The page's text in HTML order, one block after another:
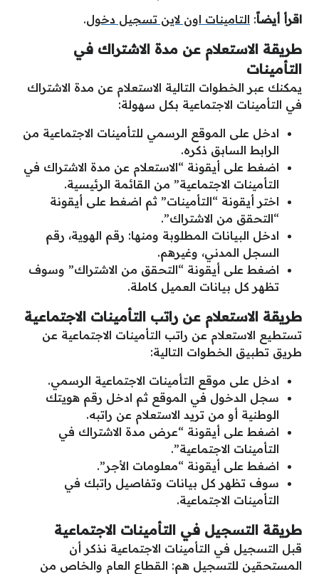
اقرأ أيضاً: التامينات اون لاين تسجيل دخول.
طريقة الاستعلام عن مدة الاشتراك في
التأمينات
يمكنك عبر الخطوات التالية الاستعلام عن مدة الاشتراك
في التأمينات الاجتماعية بكل سهولة:
ادخل على الموقع الرسمي للتأمينات الاجتماعية من
الرابط السابق ذكره.
اضغط على أيقونة “الاستعلام عن مدة الاشتراك في
التأمينات الاجتماعية” من القائمة الرئيسية.
اختر أيقونة “التأمينات” ثم اضغط على أيقونة
“التحقق من الاشتراك”.
ادخل البيانات المطلوبة ومنها: رقم الهوية، رقم
السجل المدني، وغيرهم.
اضغط على أيقونة “التحقق من الاشتراك” وسوف
تظهر كل بيانات العميل كاملة.
طريقة الاستعلام عن راتب التأمينات الاجتماعية
تستطيع الاستعلام عن راتب التأمينات الاجتماعية عن
طريق تطبيق الخطوات التالية:
ادخل على موقع التأمينات الاجتماعية الرسمي.
سجل الدخول في الموقع ثم ادخل رقم هويتك
الوطنية أو من تريد الاستعلام عن راتبه.
اضغط على أيقونة “عرض مدة الاشتراك في
التأمينات الاجتماعية”.
اضغط على أيقونة “معلومات الأجر”.
سوف تظهر كل بيانات وتفاصيل راتبك في
التأمينات الاجتماعية.
طريقة التسجيل في التأمينات الاجتماعية
قبل التسجيل في التأمينات الاجتماعية نذكر أن
المستحقين للتسجيل هم: القطاع العام والخاص من